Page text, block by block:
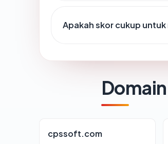
Apakah skor cukup untuk
cpssoft.com